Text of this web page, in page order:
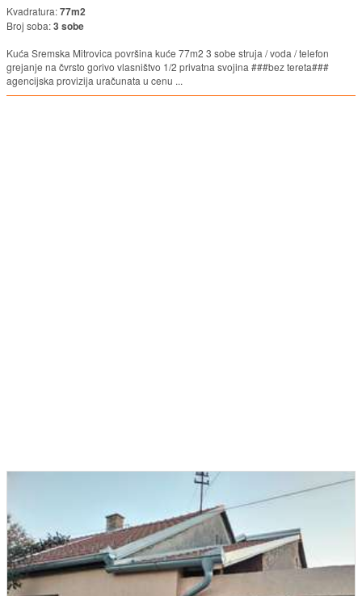
Kvadratura:77m2
Broj soba:3 sobe
Kuća Sremska Mitrovica površina kuće 77m2 3 sobe struja / voda / telefon
grejanje na čvrsto gorivo vlasništvo 1/2 privatna svojina ###bez tereta###
agencijska provizija uračunata u cenu ...